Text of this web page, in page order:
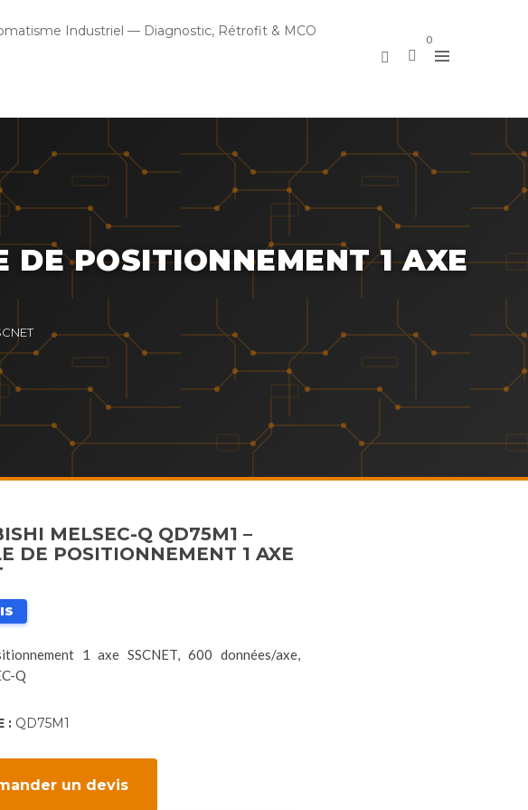
Industriel — Diagnostic, Rétrofit & MCO
0
DE POSITIONNEMENT 1 AXE
MELSEC-Q QD75M1 –
DE POSITIONNEMENT 1 AXE
1 axe SSCNET, 600 données/axe,
Q
: QD75M1
un devis